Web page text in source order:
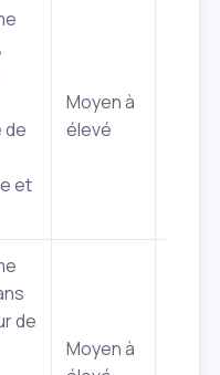
de
et
Moyen à
élevé
de
Moyen à